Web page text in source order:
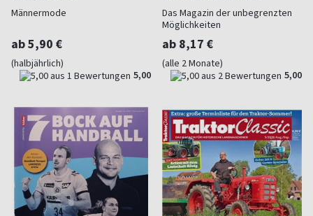
Männermode
ab 5,90 €
(halbjährlich)
5,00
Das Magazin der unbegrenzten
Möglichkeiten
ab 8,17 €
(alle 2 Monate)
5,00